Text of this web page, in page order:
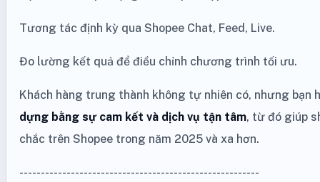
Tương tác định kỳ qua Shopee Chat, Feed, Live.
Đo lường kết quả để điều chỉnh chương trình tối ưu.
Khách hàng trung thành không tự nhiên có, nhưng bạn
dựng bằng sự cam kết và dịch vụ tận tâm, từ đó giúp
chắc trên Shopee trong năm 2025 và xa hơn.
--------------------------------------------------------